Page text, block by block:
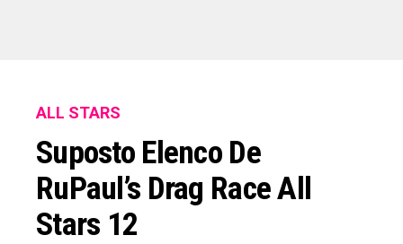
ALL STARS
Suposto Elenco De
RuPaul’s Drag Race All
Stars 12